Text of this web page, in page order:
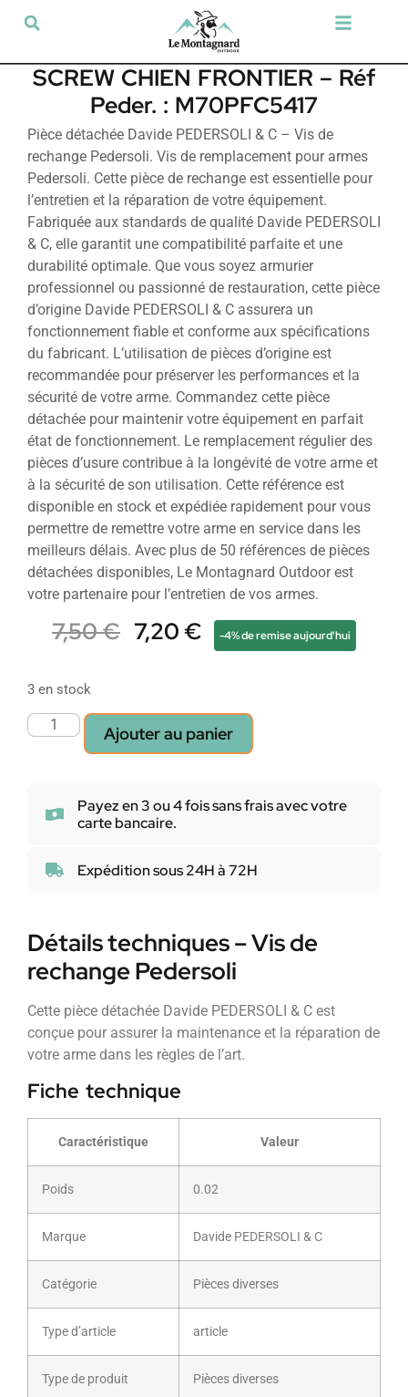
SCREW CHIEN FRONTIER – Réf
Peder. : M70PFC5417
Pièce détachée Davide PEDERSOLI & C – Vis de
rechange Pedersoli. Vis de remplacement pour armes
Pedersoli. Cette pièce de rechange est essentielle pour
l’entretien et la réparation de votre équipement.
Fabriquée aux standards de qualité Davide PEDERSOLI
& C, elle garantit une compatibilité parfaite et une
durabilité optimale. Que vous soyez armurier
professionnel ou passionné de restauration, cette pièce
d’origine Davide PEDERSOLI & C assurera un
fonctionnement fiable et conforme aux spécifications
du fabricant. L’utilisation de pièces d’origine est
recommandée pour préserver les performances et la
sécurité de votre arme. Commandez cette pièce
détachée pour maintenir votre équipement en parfait
état de fonctionnement. Le remplacement régulier des
pièces d’usure contribue à la longévité de votre arme et
à la sécurité de son utilisation. Cette référence est
disponible en stock et expédiée rapidement pour vous
permettre de remettre votre arme en service dans les
meilleurs délais. Avec plus de 50 références de pièces
détachées disponibles, Le Montagnard Outdoor est
votre partenaire pour l’entretien de vos armes.
7,50€ 7,20€ -4% de remise aujourd'hui
3 en stock
Ajouter au panier
Payez en 3 ou 4 fois sans frais avec votre
carte bancaire.
Expédition sous 24H à 72H
Détails techniques – Vis de
rechange Pedersoli
Cette pièce détachée Davide PEDERSOLI & C est
conçue pour assurer la maintenance et la réparation de
votre arme dans les règles de l’art.
Fiche technique
Caractéristique Valeur
Poids 0.02
Marque Davide PEDERSOLI & C
Catégorie Pièces diverses
Type d’article article
Type de produit Pièces diverses